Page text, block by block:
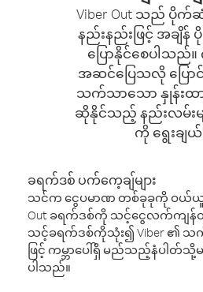
Viber Out သည် ပို
နည်းနည်းဖြင့် အချိန် ပို
ပြောနိုင်စေပါသည်
အဆင်ပြေသလို ပြော
သက်သာသော နှုန်းထား
ဆိုနိုင်သည့် နည်းလမ်းမ
ကို ရွေးချယ်
ခရက်ဒစ် ပက်ကေ့ချ်များ
သင်က ငွေပမာဏ တစ်ခုခုကို ဝယ်ယူ
Out ခရက်ဒစ်ကို သင့်ငွေလက်ကျ
သင့်ခရက်ဒစ်ကိုသုံး၍ Viber ၏ သက်
ဖြင့် ကမ္ဘာပေါ်ရှိ မည်သည့်နံပါတ်သို့
ပါသည်။